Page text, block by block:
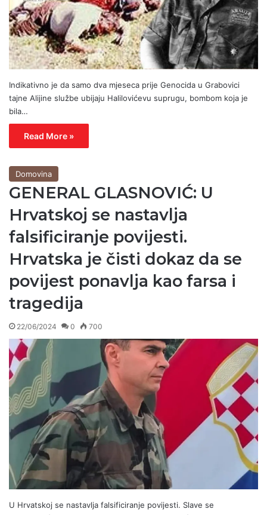
Indikativno je da samo dva mjeseca prije Genocida u Grabovici
tajne Alijine službe ubijaju Halilovićevu suprugu, bombom koja je
bila…
Read More »
Domovina
GENERAL GLASNOVIĆ: U
Hrvatskoj se nastavlja
falsificiranje povijesti.
Hrvatska je čisti dokaz da se
povijest ponavlja kao farsa i
tragedija
22/06/2024 0 700
U Hrvatskoj se nastavlja falsificiranje povijesti. Slave se